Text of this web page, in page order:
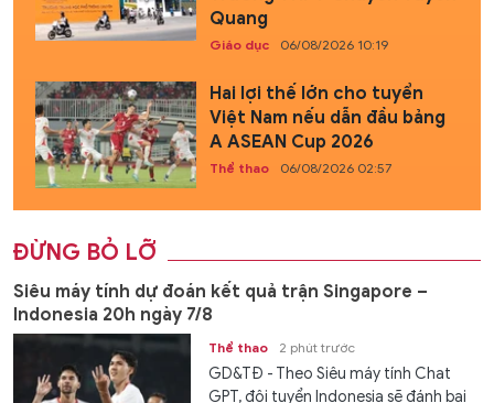
Quang
Giáo dục 06/08/2026 10:19
Hai lợi thế lớn cho tuyển
Việt Nam nếu dẫn đầu bảng
A ASEAN Cup 2026
Thể thao 06/08/2026 02:57
ĐỪNG BỎ LỠ
Siêu máy tính dự đoán kết quả trận Singapore –
Indonesia 20h ngày 7/8
Thể thao 2 phút trước
GD&TĐ - Theo Siêu máy tính Chat
GPT, đội tuyển Indonesia sẽ đánh bại